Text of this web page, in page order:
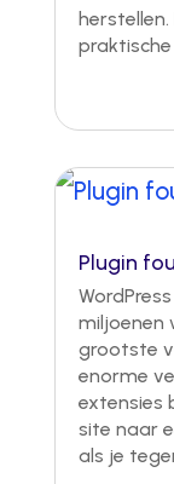
praktische
Plugin
miljoenen
grootste
enorme
extensies
site naar
als je